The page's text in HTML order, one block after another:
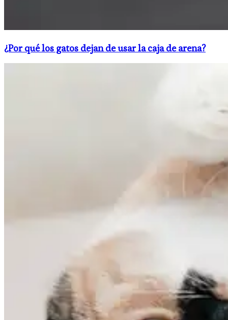
¿Por qué los gatos dejan de usar la caja de arena?